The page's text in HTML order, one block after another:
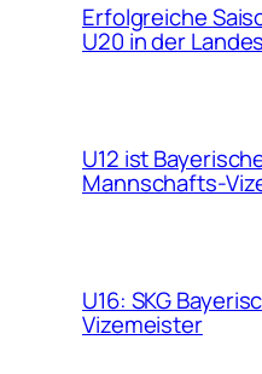
Erfolgreiche
U20 in der
U12 ist
Mannschafts-
U16: SKG
Vizemeister